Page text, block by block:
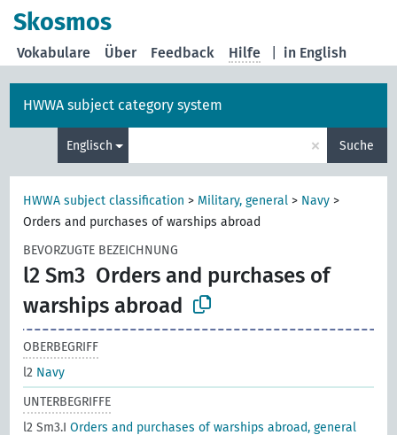
Skosmos
in English
Vokabulare Über Feedback Hilfe
HWWA subject category system
Englisch × Suche
HWWA subject classification > Military, general > Navy >
Orders and purchases of warships abroad
BEVORZUGTE BEZEICHNUNG
l2 Sm3 Orders and purchases of
warships abroad
OBERBEGRIFF
l2 Navy
UNTERBEGRIFFE
l2 Sm3.IOrders and purchases of warships abroad, general